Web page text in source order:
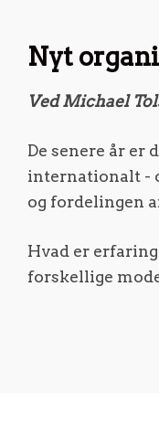
Nyt
Ved Michael
De senere år er
internationalt -
og fordelingen
Hvad er
forskellige